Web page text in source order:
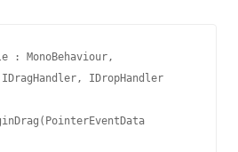
: MonoBehaviour,
IDropHandler